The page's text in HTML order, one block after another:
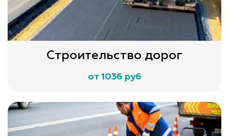
Строительство дорог
от 1036 руб